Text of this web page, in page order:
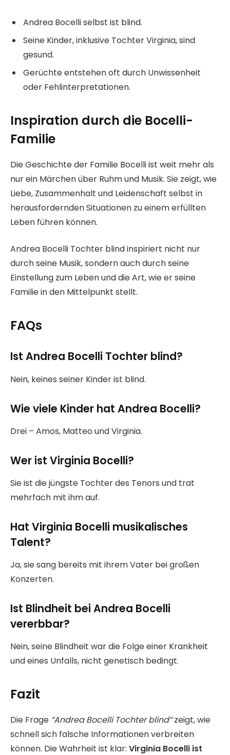
Andrea Bocelli selbst ist blind.
Seine Kinder, inklusive Tochter Virginia, sind
gesund.
Gerüchte entstehen oft durch Unwissenheit
oder Fehlinterpretationen.
Inspiration durch die Bocelli-
Familie
Die Geschichte der Familie Bocelli ist weit mehr als
nur ein Märchen über Ruhm und Musik. Sie zeigt, wie
Liebe, Zusammenhalt und Leidenschaft selbst in
herausfordernden Situationen zu einem erfüllten
Leben führen können.
Andrea Bocelli Tochter blind inspiriert nicht nur
durch seine Musik, sondern auch durch seine
Einstellung zum Leben und die Art, wie er seine
Familie in den Mittelpunkt stellt.
FAQs
Ist Andrea Bocelli Tochter blind?
Nein, keines seiner Kinder ist blind.
Wie viele Kinder hat Andrea Bocelli?
Drei – Amos, Matteo und Virginia.
Wer ist Virginia Bocelli?
Sie ist die jüngste Tochter des Tenors und trat
mehrfach mit ihm auf.
Hat Virginia Bocelli musikalisches
Talent?
Ja, sie sang bereits mit ihrem Vater bei großen
Konzerten.
Ist Blindheit bei Andrea Bocelli
vererbbar?
Nein, seine Blindheit war die Folge einer Krankheit
und eines Unfalls, nicht genetisch bedingt.
Fazit
Die Frage “Andrea Bocelli Tochter blind”zeigt, wie
schnell sich falsche Informationen verbreiten
können. Die Wahrheit ist klar: Virginia Bocelli ist